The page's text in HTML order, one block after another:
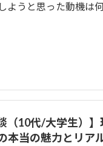
ようと思った動機は
（10代/大学生）
本当の魅力とリア